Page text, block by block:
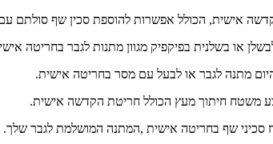
אישית, הכולל אפשרות להוספת סכין שף סולתם
או בשלנית בפיקפיק מגוון מתנות לגבר בחריטה
מתנה לגבר או לבעל עם מסר בחריטה אישית.
משטח חיתוך מעץ הכולל חריטת הקדשה אישית.
סכיני שף בחריטה אישית ,המתנה המושלמת לגבר שלך.